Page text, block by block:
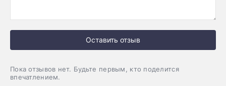
Оставить отзыв
Пока отзывов нет. Будьте первым, кто поделится
впечатлением.